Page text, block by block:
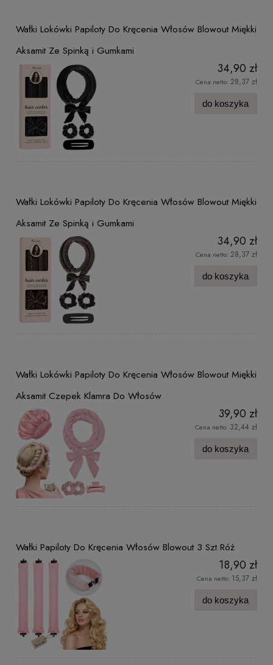
Wałki Lokówki Papiloty Do Kręcenia Włosów Blowout Miękki
Aksamit Ze Spinką i Gumkami
34,90 zł
Cena netto: 28,37 zł
do koszyka
Wałki Lokówki Papiloty Do Kręcenia Włosów Blowout Miękki
Aksamit Ze Spinką i Gumkami
34,90 zł
Cena netto: 28,37 zł
do koszyka
Wałki Lokówki Papiloty Do Kręcenia Włosów Blowout Miękki
Aksamit Czepek Klamra Do Włosów
39,90 zł
Cena netto: 32,44 zł
do koszyka
Wałki Papiloty Do Kręcenia Włosów Blowout 3 Szt Róż
18,90 zł
Cena netto: 15,37 zł
do koszyka